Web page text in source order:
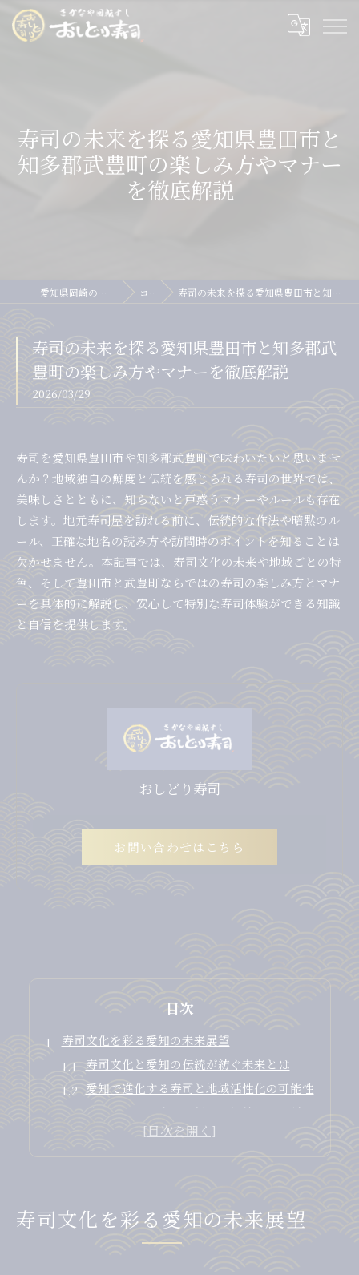
寿司の未来を探る愛知県豊田市と
知多郡武豊町の楽しみ方やマナー
を徹底解説
愛知県岡崎の寿司ならおしどり寿司 コラム 寿司の未来を探る愛知県豊田市と知多郡武豊町の楽しみ方やマナーを徹底解説
寿司の未来を探る愛知県豊田市と知多郡武
豊町の楽しみ方やマナーを徹底解説
2026/03/29
寿司を愛知県豊田市や知多郡武豊町で味わいたいと思いませ
んか？地域独自の鮮度と伝統を感じられる寿司の世界では、
美味しさとともに、知らないと戸惑うマナーやルールも存在
します。地元寿司屋を訪れる前に、伝統的な作法や暗黙のル
ール、正確な地名の読み方や訪問時のポイントを知ることは
欠かせません。本記事では、寿司文化の未来や地域ごとの特
色、そして豊田市と武豊町ならではの寿司の楽しみ方とマナ
ーを具体的に解説し、安心して特別な寿司体験ができる知識
と自信を提供します。
おしどり寿司
お問い合わせはこちら
目次
寿司文化を彩る愛知の未来展望
寿司文化と愛知の伝統が紡ぐ未来とは
愛知で進化する寿司と地域活性化の可能性
地元愛が育む寿司の新しい価値観を解説
寿司の未来像と愛知独自の食材活用法
寿司と地域社会の未来を考えるきっかけ
武豊町ならではの寿司体験の魅力を紹介
地元で味わう寿司の本質と鮮度の秘密
寿司文化を彩る愛知の未来展望